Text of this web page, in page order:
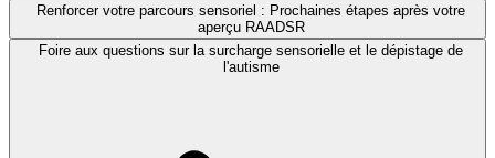
Renforcer votre parcours sensoriel : Prochaines étapes après votre
aperçu RAADSR
Foire aux questions sur la surcharge sensorielle et le dépistage de
l'autisme